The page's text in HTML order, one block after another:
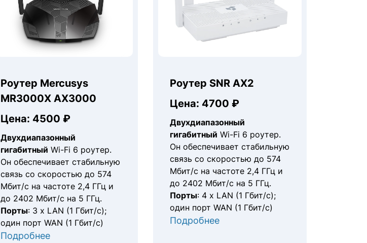
Роутер Mercusys
MR3000X AX3000
Цена: 4500 ₽
Двухдиапазонный
гигабитный Wi-Fi 6 роутер.
Он обеспечивает стабильную
связь со скоростью до 574
Мбит/с на частоте 2,4 ГГц и
до 2402 Мбит/с на 5 ГГц.
Порты: 3 x LAN (1 Гбит/с);
один порт WAN (1 Гбит/с)
Подробнее
Роутер SNR AX2
Цена: 4700 ₽
Двухдиапазонный
гигабитный Wi-Fi 6 роутер.
Он обеспечивает стабильную
связь со скоростью до 574
Мбит/с на частоте 2,4 ГГц и
до 2402 Мбит/с на 5 ГГц.
Порты: 4 x LAN (1 Гбит/с);
один порт WAN (1 Гбит/с)
Подробнее